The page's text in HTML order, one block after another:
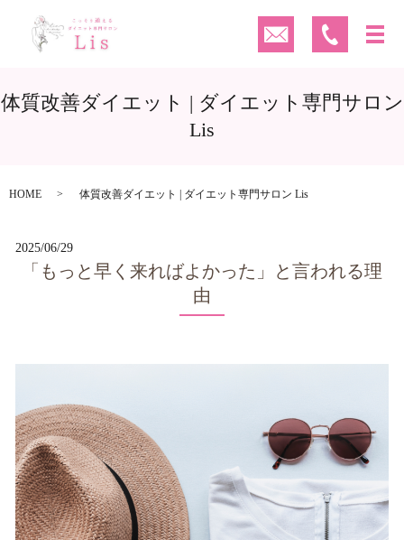
体質改善ダイエット | ダイエット専門サロン
Lis
HOME 体質改善ダイエット | ダイエット専門サロン Lis
2025/06/29
「もっと早く来ればよかった」と言われる理
由